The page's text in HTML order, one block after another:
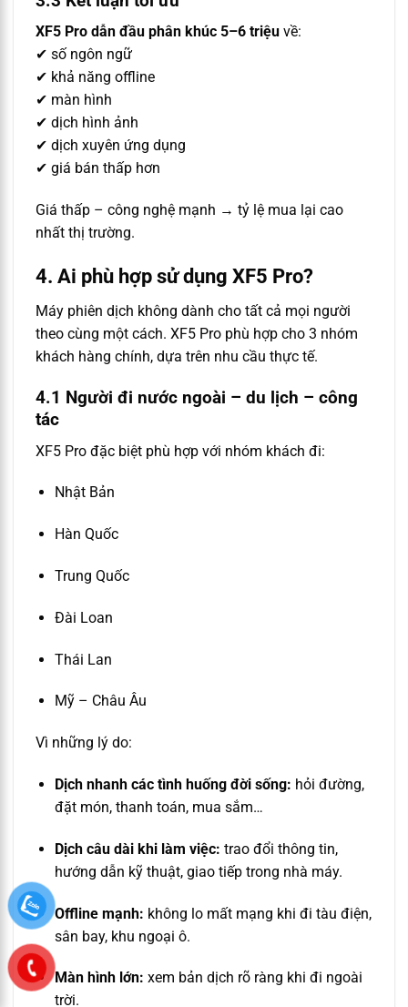
XF5 Pro dẫn đầu phân khúc 5–6 triệu về:
✔ số ngôn ngữ
✔ khả năng offline
✔ màn hình
✔ dịch hình ảnh
✔ dịch xuyên ứng dụng
✔ giá bán thấp hơn
Giá thấp – công nghệ mạnh → tỷ lệ mua lại cao
nhất thị trường.
4. Ai phù hợp sử dụng XF5 Pro?
Máy phiên dịch không dành cho tất cả mọi người
theo cùng một cách. XF5 Pro phù hợp cho 3 nhóm
khách hàng chính, dựa trên nhu cầu thực tế.
4.1 Người đi nước ngoài – du lịch – công
tác
XF5 Pro đặc biệt phù hợp với nhóm khách đi:
Nhật Bản
Hàn Quốc
Trung Quốc
Đài Loan
Thái Lan
Mỹ – Châu Âu
Vì những lý do:
Dịch nhanh các tình huống đời sống: hỏi đường,
đặt món, thanh toán, mua sắm…
Dịch câu dài khi làm việc: trao đổi thông tin,
hướng dẫn kỹ thuật, giao tiếp trong nhà máy.
Offline mạnh: không lo mất mạng khi đi tàu điện,
sân bay, khu ngoại ô.
Màn hình lớn: xem bản dịch rõ ràng khi đi ngoài
trời.